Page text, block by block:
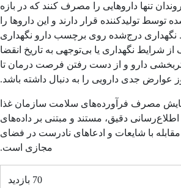
تنها داروهایی را مصرف کنند که در بازه
تولیدکننده قرار دارند و این داروها را
درج‌شده روی برچسب دارو نگهداری
شرایط نگهداری یا بی‌توجهی به تاریخ انقضا
دارو و از دست رفتن فرصت درمان تا
عوارض جدی دارویی را به دنبال داشته باشد.
مصرف فرآورده‌های سلامت سازمان غذا
دقیق، مستند و مبتنی بر داده‌های
با شایعات و ادعاهای نادرست در فضای
مجازی است.
70 بازدید